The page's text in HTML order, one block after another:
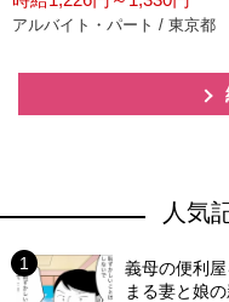
アルバイト・パート / 東京都
人気
義母の便利
まる妻と娘